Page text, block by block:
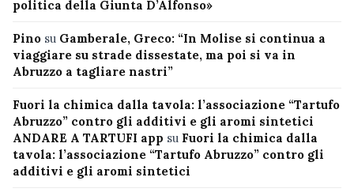
politica della Giunta D’Alfonso»
Pino su Gamberale, Greco: “In Molise si continua a
viaggiare su strade dissestate, ma poi si va in
Abruzzo a tagliare nastri”
Fuori la chimica dalla tavola: l’associazione “Tartufo
Abruzzo” contro gli additivi e gli aromi sintetici
ANDARE A TARTUFI app su Fuori la chimica dalla
tavola: l’associazione “Tartufo Abruzzo” contro gli
additivi e gli aromi sintetici